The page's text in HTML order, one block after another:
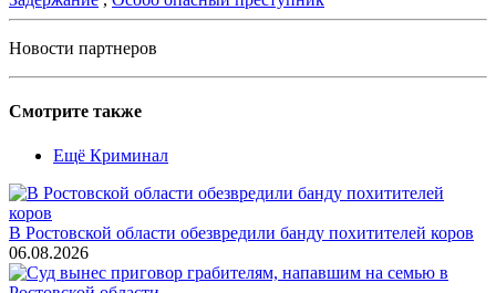
Новости партнеров
Смотрите также
Ещё Криминал
В Ростовской области обезвредили банду похитителей коров
06.08.2026